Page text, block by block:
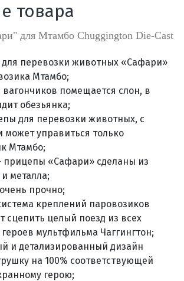
регионы России
Луч, Сдэк, Озон
РФ или любой другой
при получении (для
и близлежащих
счету для юридических лиц
товара
для Мтамбо Chuggington Die-Cast
перевозки животных «Сафари»
Мтамбо;
вагончиков помещается слон, в
обезьянка;
для перевозки животных, с
может управиться только
Мтамбо;
прицепы «Сафари» сделаны из
металла;
прочно;
креплений паровозиков
сцепить целый поезд из всех
мультфильма Чаггингтон;
и детализированный дизайн
на 100% соответствующей
герою;